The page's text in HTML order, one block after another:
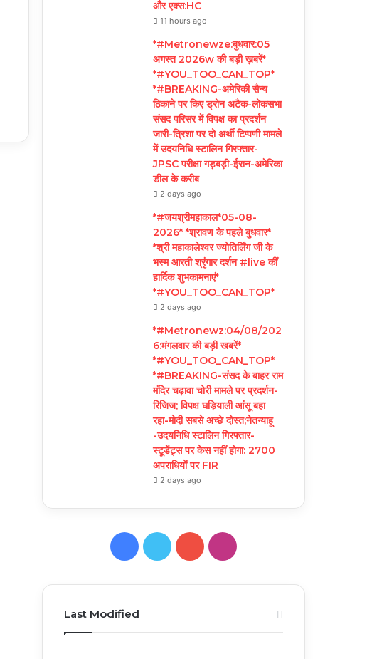
और एक्स:HC
11 hours ago
*#Metronewze:बुधवार:05
अगस्त 2026w की बड़ी ख़बरें*
*#YOU_TOO_CAN_TOP*
*#BREAKING-अमेरिकी सैन्य
ठिकाने पर किए ड्रोन अटैक-लोकसभा
संसद परिसर में विपक्ष का प्रदर्शन
जारी-त्रिशा पर दो अर्थी टिप्पणी मामले
में उदयनिधि स्टालिन गिरफ्तार-
JPSC परीक्षा गड़बड़ी-ईरान-अमेरिका
डील के करीब
2 days ago
*#जयश्रीमहाकाल*05-08-
2026* *श्रावण के पहले बुधवार*
*श्री महाकालेश्वर ज्योतिर्लिंग जी के
भस्म आरती श्रृंगार दर्शन #live कीं
हार्दिक शुभकामनाएं*
*#YOU_TOO_CAN_TOP*
2 days ago
*#Metronewz:04/08/202
6:मंगलवार की बड़ी खबरें*
*#YOU_TOO_CAN_TOP*
*#BREAKING-संसद के बाहर राम
मंदिर चढ़ावा चोरी मामले पर प्रदर्शन-
रिजिज; विपक्ष घड़ियाली आंसू बहा
रहा-मोदी सबसे अच्छे दोस्त;नेतन्याहू
-उदयनिधि स्टालिन गिरफ्तार-
स्टूडेंट्स पर केस नहीं होगा: 2700
अपराधियों पर FIR
2 days ago
FacebookTwitter YouTubeInstagram
Last Modified